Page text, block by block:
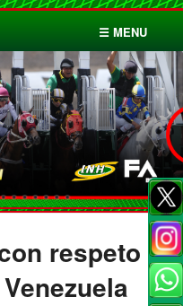
☰ MENU
respeto